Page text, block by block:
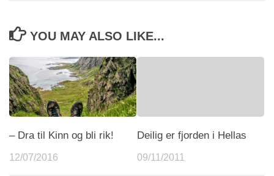
YOU MAY ALSO LIKE...
– Dra til Kinn og bli rik!
12/07/2016
Deilig er fjorden i Hellas
09/11/2011